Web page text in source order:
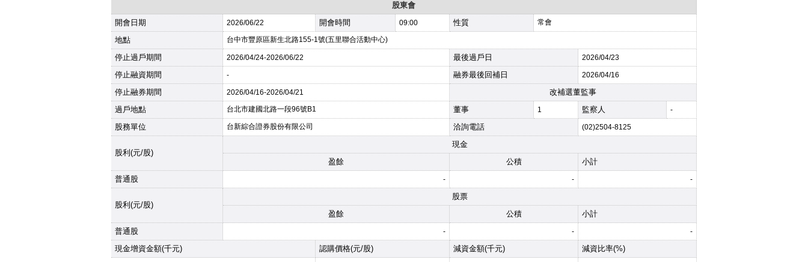
股東會
開會日期
2026/06/22 開會時間 09:00 性質 常會
地點 台中市豐原區新生北路155-1號(五里聯合活動中心)
停止過戶期間 2026/04/24-2026/06/22 最後過戶日 2026/04/23
停止融資期間 - 融券最後回補日 2026/04/16
停止融券期間 2026/04/16-2026/04/21
改補選董監事
過戶地點
台北市建國北路一段96號B1 董事 1 監察人 -
股務單位 台新綜合證券股份有限公司 洽詢電話 (02)2504-8125
股利(元/股)
現金
盈餘
公積
小計
普通股
- - -
股利(元/股)
股票
盈餘
公積
小計
普通股
- - -
現金增資金額(千元) 認購價格(元/股) 減資金額(千元) 減資比率(%)